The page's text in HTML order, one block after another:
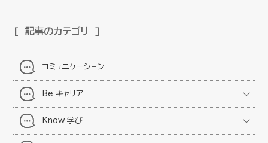
記事のカテゴリ
コミュニケーション
Be キャリア
Know 学び